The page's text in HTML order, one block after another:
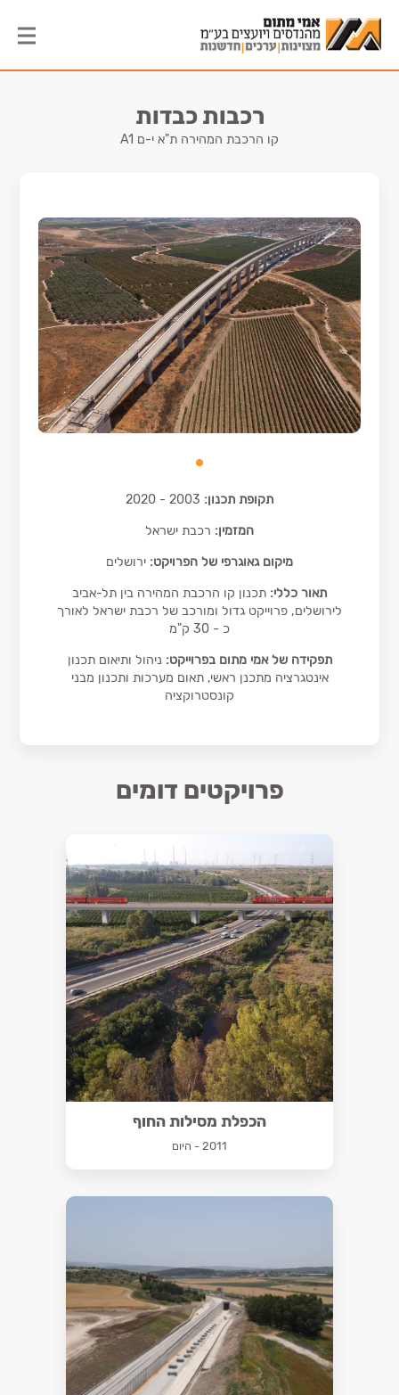
רכבות כבדות
קו הרכבת המהירה ת"א י-ם A1
תקופת תכנון: 2003 - 2020
המזמין: רכבת ישראל
מיקום גאוגרפי של הפרויקט: ירושלים
תאור כללי: תכנון קו הרכבת המהירה בין תל-אביב
לירושלים, פרוייקט גדול ומורכב של רכבת ישראל לאורך
כ - 30 ק"מ
תפקידה של אמי מתום בפרוייקט: ניהול ותיאום תכנון
אינטגרציה מתכנן ראשי, תאום מערכות ותכנון מבני
קונסטרוקציה
פרויקטים דומים
הכפלת מסילות החוף
2011 - היום